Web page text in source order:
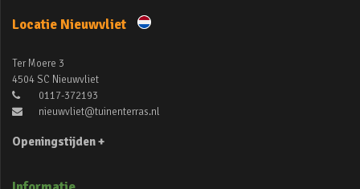
Locatie Nieuwvliet
Ter Moere 3
4504 SC Nieuwvliet
0117-372193
nieuwvliet@tuinenterras.nl
Openingstijden +